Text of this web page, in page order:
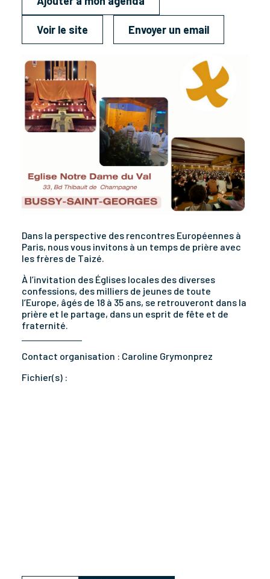
Voir le site Envoyer un email
Dans la perspective des rencontres Européennes à
Paris, nous vous invitons à un temps de prière avec
les frères de Taizé.
À l’invitation des Églises locales des diverses
confessions, des milliers de jeunes de toute
l’Europe, âgés de 18 à 35 ans, se retrouveront dans la
prière et le partage, dans un esprit de fête et de
fraternité.
Contact organisation : Caroline Grymonprez
Fichier(s) :